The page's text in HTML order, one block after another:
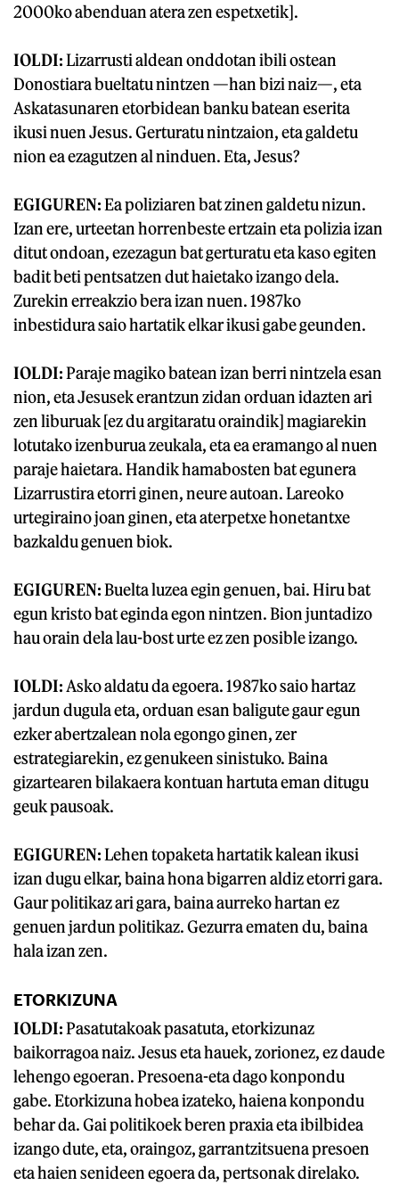
2000ko abenduan atera zen espetxetik].
IOLDI:Lizarrusti aldean onddotan ibili ostean
Donostiara bueltatu nintzen —han bizi naiz—, eta
Askatasunaren etorbidean banku batean eserita
ikusi nuen Jesus. Gerturatu nintzaion, eta galdetu
nion ea ezagutzen al ninduen. Eta, Jesus?
EGIGUREN:Ea poliziaren bat zinen galdetu nizun.
Izan ere, urteetan horrenbeste ertzain eta polizia izan
ditut ondoan, ezezagun bat gerturatu eta kaso egiten
badit beti pentsatzen dut haietako izango dela.
Zurekin erreakzio bera izan nuen. 1987ko
inbestidura saio hartatik elkar ikusi gabe geunden.
IOLDI:Paraje magiko batean izan berri nintzela esan
nion, eta Jesusek erantzun zidan orduan idazten ari
zen liburuak [ez du argitaratu oraindik] magiarekin
lotutako izenburua zeukala, eta ea eramango al nuen
paraje haietara. Handik hamabosten bat egunera
Lizarrustira etorri ginen, neure autoan. Lareoko
urtegiraino joan ginen, eta aterpetxe honetantxe
bazkaldu genuen biok.
EGIGUREN:Buelta luzea egin genuen, bai. Hiru bat
egun kristo bat eginda egon nintzen. Bion juntadizo
hau orain dela lau-bost urte ez zen posible izango.
IOLDI: Asko aldatu da egoera. 1987ko saio hartaz
jardun dugula eta, orduan esan baligute gaur egun
ezker abertzalean nola egongo ginen, zer
estrategiarekin, ez genukeen sinistuko. Baina
gizartearen bilakaera kontuan hartuta eman ditugu
geuk pausoak.
EGIGUREN:Lehen topaketa hartatik kalean ikusi
izan dugu elkar, baina hona bigarren aldiz etorri gara.
Gaur politikaz ari gara, baina aurreko hartan ez
genuen jardun politikaz. Gezurra ematen du, baina
hala izan zen.
ETORKIZUNA
IOLDI:Pasatutakoak pasatuta, etorkizunaz
baikorragoa naiz. Jesus eta hauek, zorionez, ez daude
lehengo egoeran. Presoena-eta dago konpondu
gabe. Etorkizuna hobea izateko, haiena konpondu
behar da. Gai politikoek beren praxia eta ibilbidea
izango dute, eta, oraingoz, garrantzitsuena presoen
eta haien senideen egoera da, pertsonak direlako.